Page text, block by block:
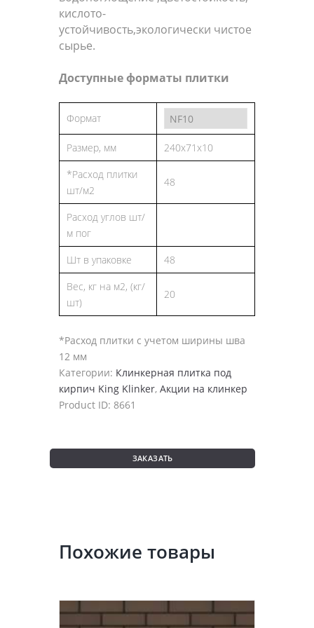
кислото-
устойчивость,экологически чистое
сырье.
Доступные форматы плитки
Формат
Размер, мм
240x71x10
*Расход плитки
шт/м2
48
Расход углов шт/
м пог
Шт в упаковке
48
Вес, кг на м2, (кг/
шт)
20
*Расход плитки с учетом ширины шва
12 мм
Категории: Клинкерная плитка под
кирпич King Klinker, Акции на клинкер
Product ID: 8661
ЗАКАЗАТЬ
Похожие товары